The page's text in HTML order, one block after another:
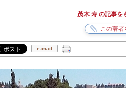
茂木 寿 の記事を
e-mail